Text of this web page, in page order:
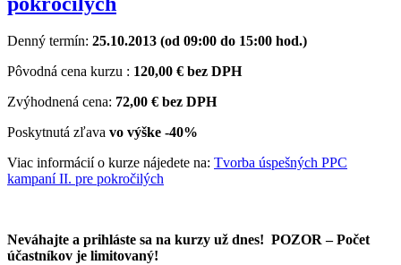
Denný termín: 25.10.2013 (od 09:00 do 15:00 hod.)
Pôvodná cena kurzu : 120,00 € bez DPH
Zvýhodnená cena: 72,00 € bez DPH
Poskytnutá zľava vo výške -40%
Viac informácií o kurze nájedete na: Tvorba úspešných PPC
kampaní II. pre pokročilých
Neváhajte a prihláste sa na kurzy už dnes! POZOR – Počet
účastníkov je limitovaný!